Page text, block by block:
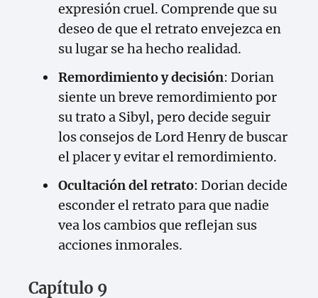
expresión cruel. Comprende que su
deseo de que el retrato envejezca en
su lugar se ha hecho realidad.
Remordimiento y decisión: Dorian
siente un breve remordimiento por
su trato a Sibyl, pero decide seguir
los consejos de Lord Henry de buscar
el placer y evitar el remordimiento.
Ocultación del retrato: Dorian decide
esconder el retrato para que nadie
vea los cambios que reflejan sus
acciones inmorales.
Capítulo 9